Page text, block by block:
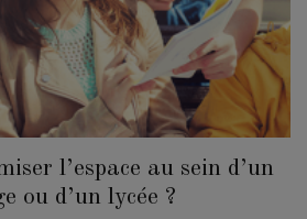
l’espace au sein d’un
ou d’un lycée ?